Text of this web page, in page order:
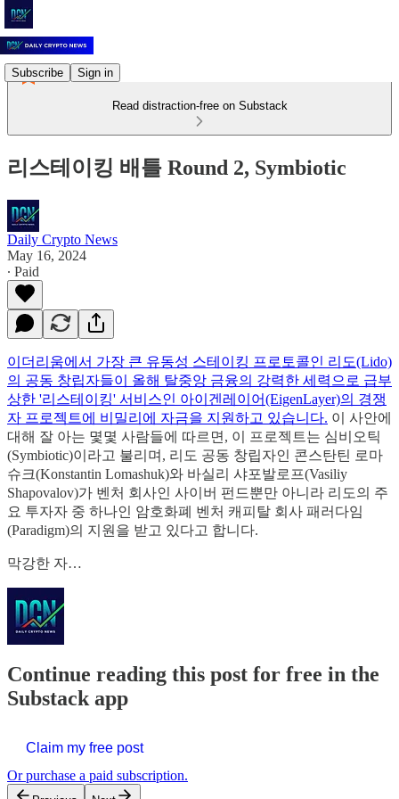
Subscribe Sign in
Read distraction-free on Substack
리스테이킹 배틀 Round 2, Symbiotic
Daily Crypto News
May 16, 2024
∙ Paid
이더리움에서 가장 큰 유동성 스테이킹 프로토콜인 리도(Lido)
의 공동 창립자들이 올해 탈중앙 금융의 강력한 세력으로 급부
상한 '리스테이킹' 서비스인 아이겐레이어(EigenLayer)의 경쟁
자 프로젝트에 비밀리에 자금을 지원하고 있습니다. 이 사안에
대해 잘 아는 몇몇 사람들에 따르면, 이 프로젝트는 심비오틱
(Symbiotic)이라고 불리며, 리도 공동 창립자인 콘스탄틴 로마
슈크(Konstantin Lomashuk)와 바실리 샤포발로프(Vasiliy
Shapovalov)가 벤처 회사인 사이버 펀드뿐만 아니라 리도의 주
요 투자자 중 하나인 암호화폐 벤처 캐피탈 회사 패러다임
(Paradigm)의 지원을 받고 있다고 합니다.
막강한 자…
Continue reading this post for free in the
Substack app
Claim my free post
Or purchase a paid subscription.